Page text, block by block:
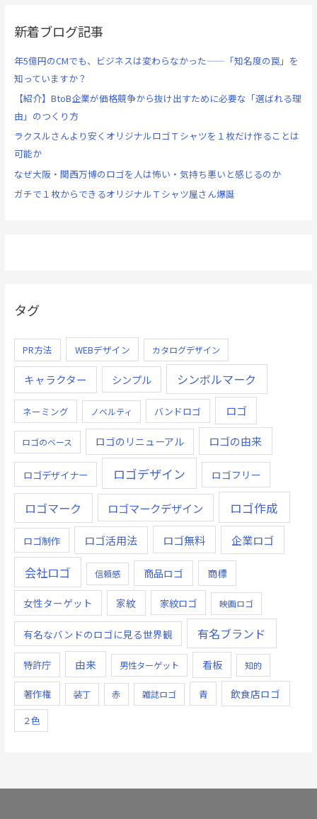
新着ブログ記事
年5億円のCMでも、ビジネスは変わらなかった——「知名度の罠」を
知っていますか？
【紹介】BtoB企業が価格競争から抜け出すために必要な「選ばれる理
由」のつくり方
ラクスルさんより安くオリジナルロゴＴシャツを１枚だけ作ることは
可能か
なぜ大阪・関西万博のロゴを人は怖い・気持ち悪いと感じるのか
ガチで１枚からできるオリジナルＴシャツ屋さん爆誕
タグ
PR方法 WEBデザイン カタログデザイン
キャラクター シンプル シンボルマーク
ネーミング ノベルティ バンドロゴ ロゴ
ロゴのベース ロゴのリニューアル ロゴの由来
ロゴデザイナー ロゴデザイン ロゴフリー
ロゴマーク ロゴマークデザイン ロゴ作成
ロゴ制作 ロゴ活用法 ロゴ無料 企業ロゴ
会社ロゴ 信頼感 商品ロゴ 商標
女性ターゲット 家紋 家紋ロゴ 映画ロゴ
有名なバンドのロゴに見る世界観 有名ブランド
特許庁 由来 男性ターゲット 看板 知的
著作権 装丁 赤 雑誌ロゴ 青 飲食店ロゴ
２色